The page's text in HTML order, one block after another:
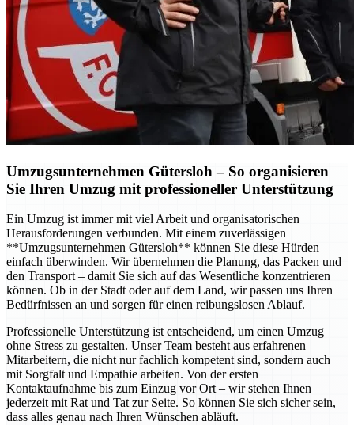
Umzugsunternehmen Gütersloh – So organisieren
Sie Ihren Umzug mit professioneller Unterstützung
Ein Umzug ist immer mit viel Arbeit und organisatorischen
Herausforderungen verbunden. Mit einem zuverlässigen
**Umzugsunternehmen Gütersloh** können Sie diese Hürden
einfach überwinden. Wir übernehmen die Planung, das Packen und
den Transport – damit Sie sich auf das Wesentliche konzentrieren
können. Ob in der Stadt oder auf dem Land, wir passen uns Ihren
Bedürfnissen an und sorgen für einen reibungslosen Ablauf.
Professionelle Unterstützung ist entscheidend, um einen Umzug
ohne Stress zu gestalten. Unser Team besteht aus erfahrenen
Mitarbeitern, die nicht nur fachlich kompetent sind, sondern auch
mit Sorgfalt und Empathie arbeiten. Von der ersten
Kontaktaufnahme bis zum Einzug vor Ort – wir stehen Ihnen
jederzeit mit Rat und Tat zur Seite. So können Sie sich sicher sein,
dass alles genau nach Ihren Wünschen abläuft.